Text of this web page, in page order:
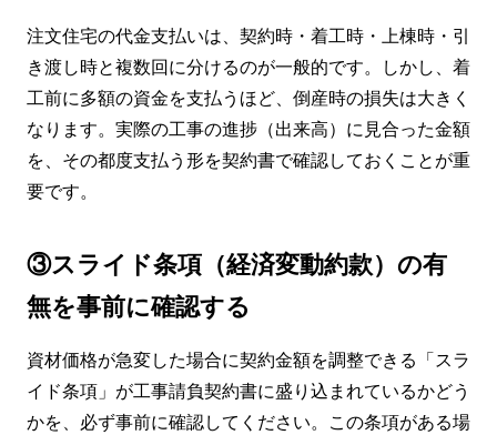
注文住宅の代金支払いは、契約時・着工時・上棟時・引
き渡し時と複数回に分けるのが一般的です。しかし、着
工前に多額の資金を支払うほど、倒産時の損失は大きく
なります。実際の工事の進捗（出来高）に見合った金額
を、その都度支払う形を契約書で確認しておくことが重
要です。
③スライド条項（経済変動約款）の有
無を事前に確認する
資材価格が急変した場合に契約金額を調整できる「スラ
イド条項」が工事請負契約書に盛り込まれているかどう
かを、必ず事前に確認してください。この条項がある場